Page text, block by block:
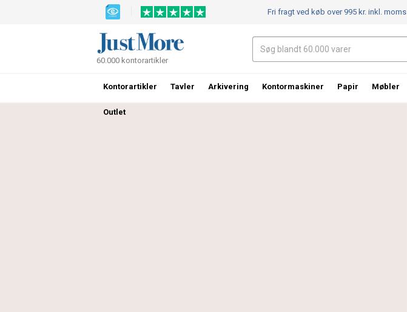
Fri fragt ved køb over 995 kr.inkl. moms
60.000 kontorartikler
Kontorartikler Tavler Arkivering Kontormaskiner Papir Møbler
Outlet